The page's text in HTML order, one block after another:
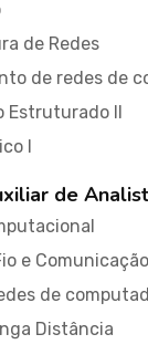
de Redes
de redes de
Estruturado II
I
de
e Comunicação
de
Distância